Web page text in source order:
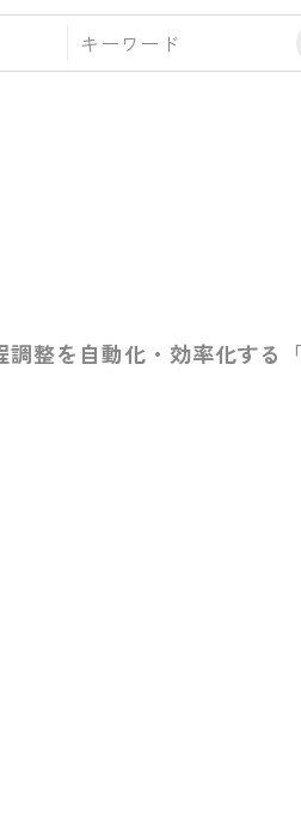
整を自動化・効率化する